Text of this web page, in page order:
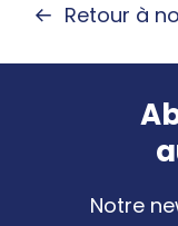
Retour à
Notre